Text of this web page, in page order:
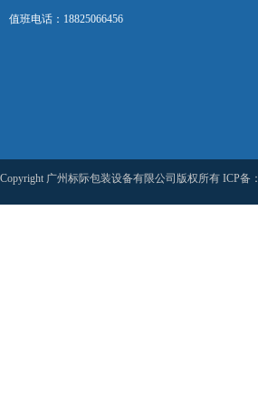
值班电话：18825066456
Copyright 广州标际包装设备有限公司版权所有 ICP备：